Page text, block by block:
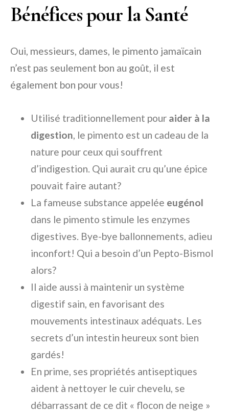
Bénéfices pour la Santé
Oui, messieurs, dames, le pimento jamaïcain
n’est pas seulement bon au goût, il est
également bon pour vous!
Utilisé traditionnellement pour aider à la
digestion, le pimento est un cadeau de la
nature pour ceux qui souffrent
d’indigestion. Qui aurait cru qu’une épice
pouvait faire autant?
La fameuse substance appelée eugénol
dans le pimento stimule les enzymes
digestives. Bye-bye ballonnements, adieu
inconfort! Qui a besoin d’un Pepto-Bismol
alors?
Il aide aussi à maintenir un système
digestif sain, en favorisant des
mouvements intestinaux adéquats. Les
secrets d’un intestin heureux sont bien
gardés!
En prime, ses propriétés antiseptiques
aident à nettoyer le cuir chevelu, se
débarrassant de ce dit « flocon de neige »